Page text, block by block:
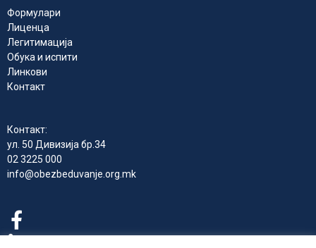
Формулари
Лиценца
Легитимација
Обука и испити
Линкови
Контакт
Контакт:
ул. 50 Дивизија бр.34
02 3225 000
info@obezbeduvanje.org.mk